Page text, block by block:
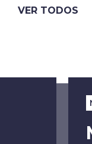
VER TODOS